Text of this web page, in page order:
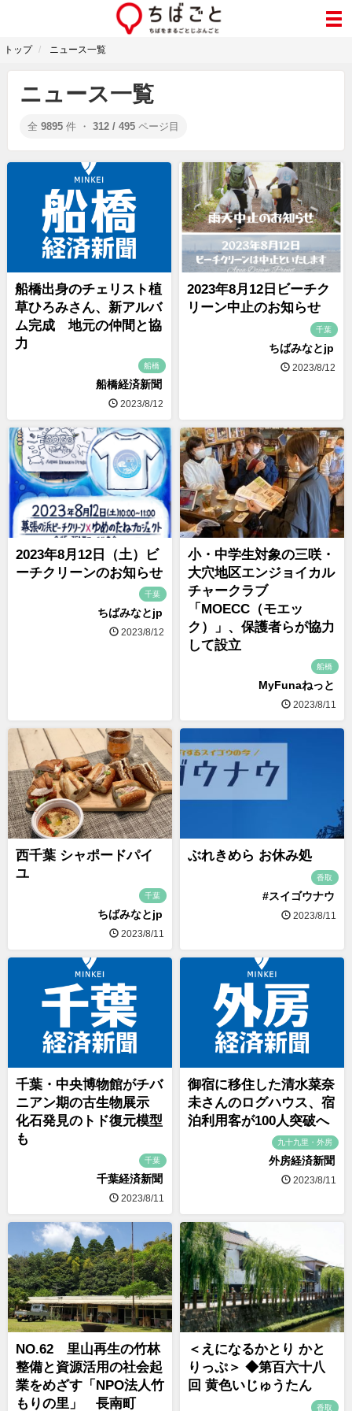
トップ ニュース一覧
ニュース一覧
全 9895 件 ・ 312 / 495 ページ目
船橋出身のチェリスト植
草ひろみさん、新アルバ
ム完成 地元の仲間と協
力
船橋
船橋経済新聞
2023/8/12
2023年8月12日ビーチク
リーン中止のお知らせ
千葉
ちばみなとjp
2023/8/12
2023年8月12日（土）ビ
ーチクリーンのお知らせ
千葉
ちばみなとjp
2023/8/12
小・中学生対象の三咲・
大穴地区エンジョイカル
チャークラブ
「MOECC（モエッ
ク）」、保護者らが協力
して設立
船橋
MyFunaねっと
2023/8/11
西千葉 シャポードパイ
ユ
千葉
ちばみなとjp
2023/8/11
ぶれきめら お休み処
香取
#スイゴウナウ
2023/8/11
千葉・中央博物館がチバ
ニアン期の古生物展示
化石発見のトド復元模型
も
千葉
千葉経済新聞
2023/8/11
御宿に移住した清水菜奈
未さんのログハウス、宿
泊利用客が100人突破へ
九十九里・外房
外房経済新聞
2023/8/11
NO.62 里山再生の竹林
整備と資源活用の社会起
業をめざす「NPO法人竹
もりの里」 長南町
＜えになるかとり かと
りっぷ＞ ◆第百六十八
回 黄色いじゅうたん
香取